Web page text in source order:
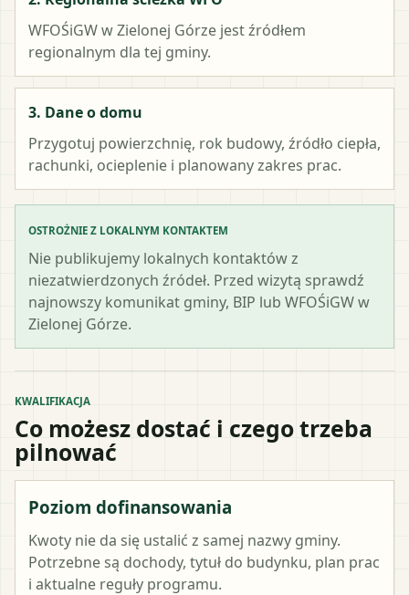
WFOŚiGW w Zielonej Górze jest źródłem
regionalnym dla tej gminy.
3. Dane o domu
Przygotuj powierzchnię, rok budowy, źródło ciepła,
rachunki, ocieplenie i planowany zakres prac.
OSTROŻNIE Z LOKALNYM KONTAKTEM
Nie publikujemy lokalnych kontaktów z
niezatwierdzonych źródeł. Przed wizytą sprawdź
najnowszy komunikat gminy, BIP lub WFOŚiGW w
Zielonej Górze.
KWALIFIKACJA
Co możesz dostać i czego trzeba
pilnować
Poziom dofinansowania
Kwoty nie da się ustalić z samej nazwy gminy.
Potrzebne są dochody, tytuł do budynku, plan prac
i aktualne reguły programu.